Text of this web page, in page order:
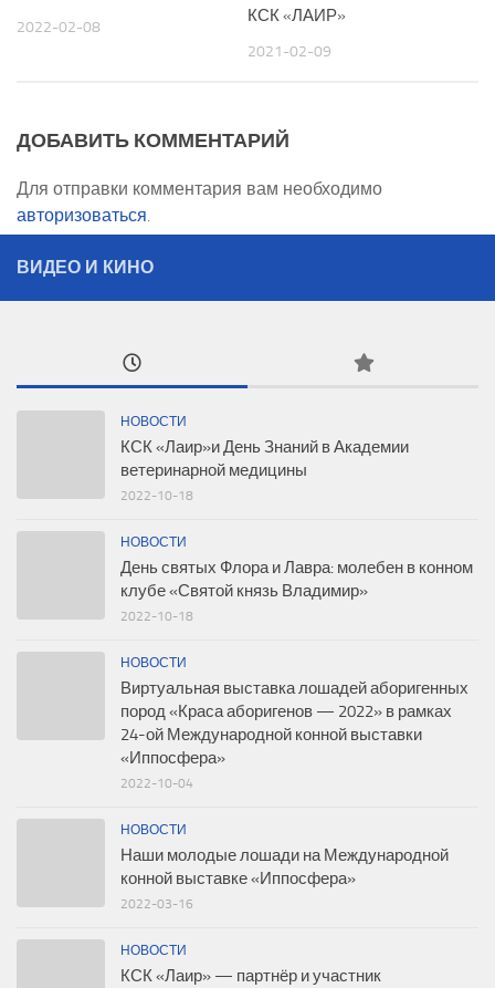
2022-02-08
КСК «ЛАИР»
2021-02-09
ДОБАВИТЬ КОММЕНТАРИЙ
Для отправки комментария вам необходимо
авторизоваться.
ВИДЕО И КИНО
НОВОСТИ
КСК «Лаир»и День Знаний в Академии
ветеринарной медицины
2022-10-18
НОВОСТИ
День святых Флора и Лавра: молебен в конном
клубе «Святой князь Владимир»
2022-10-18
НОВОСТИ
Виртуальная выставка лошадей аборигенных
пород «Краса аборигенов — 2022» в рамках
24-ой Международной конной выставки
«Иппосфера»
2022-10-04
НОВОСТИ
Наши молодые лошади на Международной
конной выставке «Иппосфера»
2022-03-16
НОВОСТИ
КСК «Лаир» — партнёр и участник